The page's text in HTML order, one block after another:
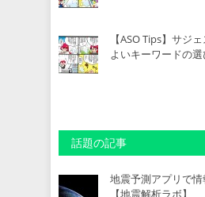
【ASO Tips】サジ
よいキーワードの
話題の記事
地震予測アプリで
【地震解析ラボ】